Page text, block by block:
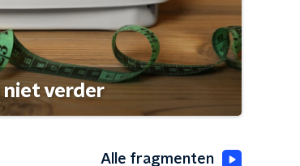
verder
Alle fragmenten